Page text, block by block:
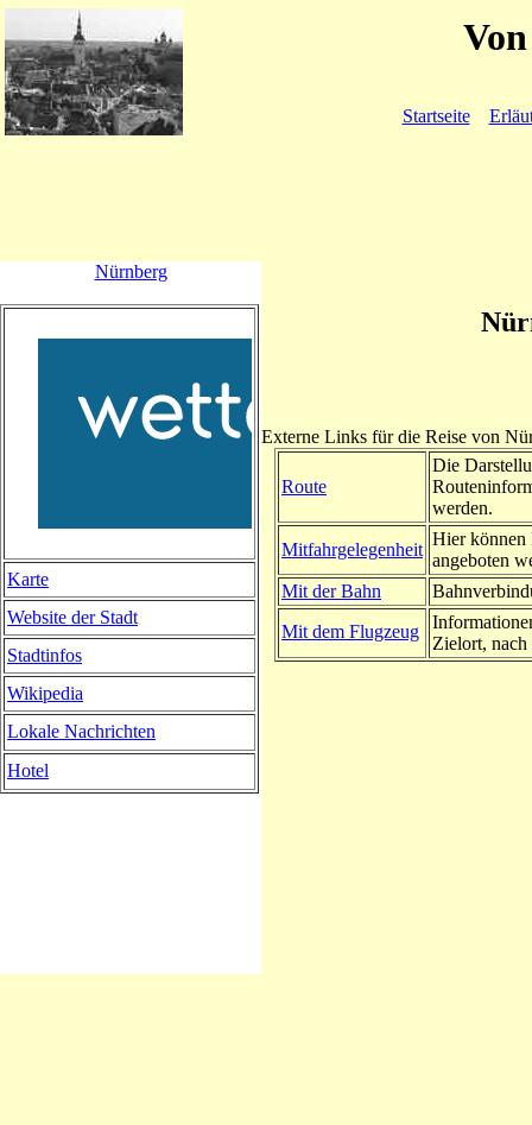
Startseite
Externe Links für die Reise von
Route
Die
werden.
Mitfahrgelegenheit
Hier können
angeboten
Mit der Bahn
Mit dem Flugzeug
Zielort, nach
Nürnberg
Karte
Website der Stadt
Stadtinfos
Wikipedia
Lokale Nachrichten
Hotel